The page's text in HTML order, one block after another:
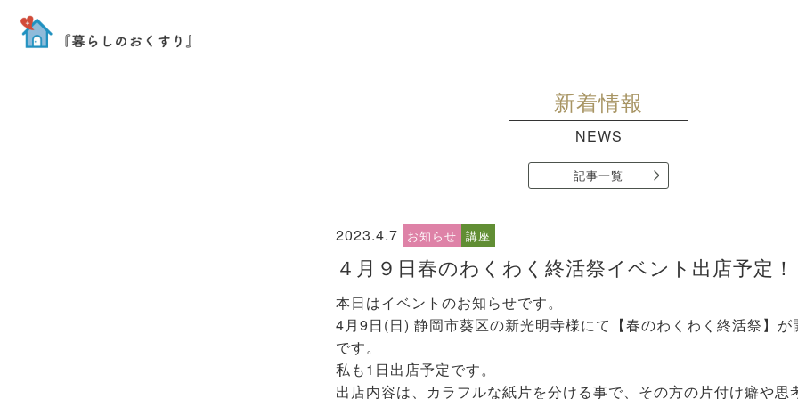
新着情報
NEWS
記事一覧
2023.4.7 お知らせ 講座
４月９日春のわくわく終活祭イベント出店予定！
本日はイベントのお知らせです。
4月9日(日) 静岡市葵区の新光明寺様にて【春のわくわく終活祭】が
です。
私も1日出店予定です。
出店内容は、カラフルな紙片を分ける事で、その方の片付け癖や思